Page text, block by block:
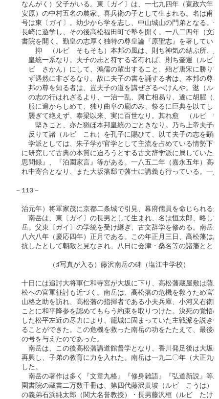
なんがく）父子がいる。東〔ガイ〕は、一七九四年（寛政六年
安原）の中村五名の農家、喜兵衛の子として生まれる。名は甫
号は東〔ガイ〕。幼少から学を志し、中山城山の門弟となる。
長崎に遊学し、その後高松福田町で塾を開く。一八二四年（文
書院を開く。勤皇の志厚く独特の尊皇論『原聖志』を著してい
抑ゝ（ルビ　そもそも）本邦の風は、則ち神気の結ぶ所、人
皇統一系なり。夫子の志と符する者有れば、則ち奎運（ルビ
ビ　さかん）にして、鴻儒の輩出すること、殆ど唐宋に勝り
ず遇然に非ざるなり。故に夫子の書を誦する者は、本邦の尊
邦の尊を知る者は、豈夫子の道を講ぜざるべけんや。逖（ル
の志の行はれざるより、一治一乱、興亡相易り、遂に胡腥（
服に遍からしめて、独り曲阜の廟のみ、祭るに巨典を以てし
襲ぎて絶えず、泰梁以来、実に百世なり。其れ愈ゝ（ルビ　
ゝ堅きこと、亦た猶ほ本邦皇統のごときなり。乃ち上帝夫子
反りて諸（ルビ　これ）を孔子に賜ひて、以て夫子の志を顕
学派としては、朱子学が官学として主流を占めている情勢下
に研究して古典の本質に迫ろうとする古文辞学派に属していた
思問録』、『泊園家言』等がある。一八五二年（嘉永五年）高
れ中寄合となり、また大坂藩邸で藩士に講義も行っている。一
－113－
治元年）将軍家茂に京都二条城で引見、幕府儒員を命じられる
南岳は、東〔ガイ〕の長男として生まれ、名は恒太郎、略し
岳。父東〔ガイ〕の学統を受け継ぎ、古文辞学を修める。南岳
八六八年（慶応四年）正月である。この年正月三日、高松藩は
抗したとして朝敵と見なされ、八日に会津・桑名等の諸藩とと
（♯写真が入る）藤沢南岳の碑（塩江中学校）
十日には追討大将軍仁和寺宮が大坂に下り、高松藩蔵屋敷は薩
松への官軍征討も近づく。南岳は、高松藩の危機を救うため官
山格之助を訪れ、高松藩の指揮者である小夫兵庫、小河又右衛
ことに和平降参を認めてもらう約束を取りつけた。決死の覚悟
した松平左近の尽力により、籠城に固まっていた主戦派を説き
ることができた。この危機を救った南岳の功をたたえて、最後
の号を与えたのであった。
南岳は、この後高松藩講道館督学となり、香川発足後は大坂
再興し、子弟の教育に力を入れた。南岳は一九二〇年（大正九
した。
南岳の著作は多く『文章九格』『修身雑語』『弘道新説』等
園書院の蔵書二万数千冊は、第四代藤沢黄坡（ルビ　こうは）
の義弟石浜純太郎（関大名誉教授）・長男藤沢桓（ルビ　たけ